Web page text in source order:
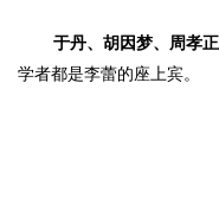
于丹、胡因梦、周孝正
学者都是李蕾的座上宾。